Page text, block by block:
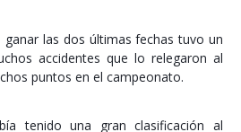
ganar las dos últimas fechas tuvo un
accidentes que lo relegaron al
puntos en el campeonato.
tenido una gran clasificación al